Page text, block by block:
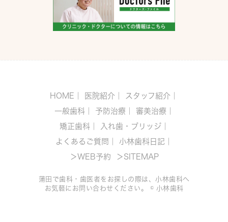
HOME 医院紹介 スタッフ紹介
一般歯科｜ 予防治療 審美治療
矯正歯科｜ 入れ歯・ブリッジ｜
よくあるご質問
小林歯科日記
＞WEB予約
＞SITEMAP
蒲田で歯科・歯医者をお探しの際は、小林歯科へ
お気軽にお問い合わせください。 © 小林歯科